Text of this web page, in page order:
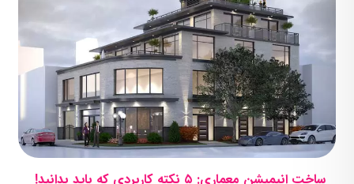
ساخت انیمیشن معماری: ۵ نکته کاربردی که باید بدانید!